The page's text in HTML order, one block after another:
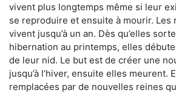
vivent plus longtemps même si leur
se reproduire et ensuite à mourir. Les
vivent jusqu’à un an. Dès qu’elles
hibernation au printemps, elles
de leur nid. Le but est de créer une
jusqu’à l’hiver, ensuite elles meurent.
remplacées par de nouvelles reines